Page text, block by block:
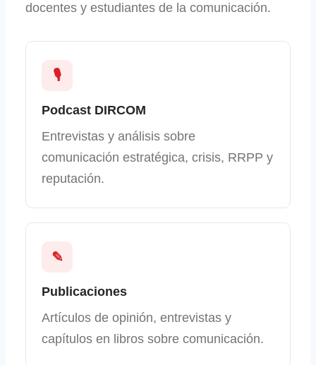
docentes y estudiantes de la comunicación.
🎙
Podcast DIRCOM
Entrevistas y análisis sobre
comunicación estratégica, crisis, RRPP y
reputación.
✎
Publicaciones
Artículos de opinión, entrevistas y
capítulos en libros sobre comunicación.